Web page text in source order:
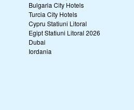
Bulgaria City Hotels
Turcia City Hotels
Cypru Statiuni Litoral
Egipt Statiuni Litoral 2026
Dubai
Iordania